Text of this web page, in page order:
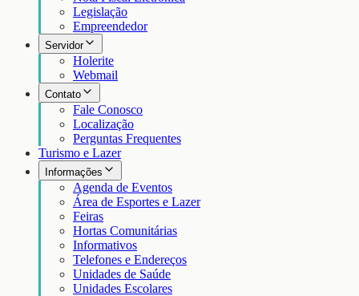
Legislação
Empreendedor
Servidor
Holerite
Webmail
Contato
Fale Conosco
Localização
Perguntas Frequentes
Turismo e Lazer
Informações
Agenda de Eventos
Área de Esportes e Lazer
Feiras
Hortas Comunitárias
Informativos
Telefones e Endereços
Unidades de Saúde
Unidades Escolares